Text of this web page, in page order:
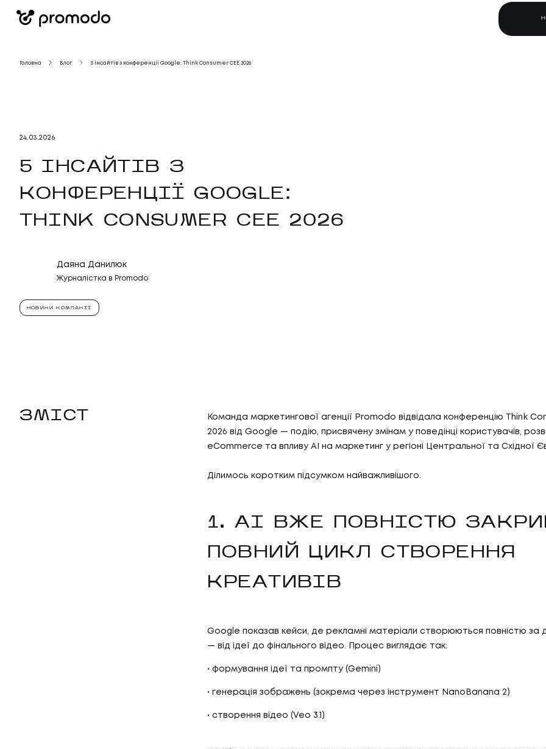
Головна Блог 5 інсайтів з конференції Google: Think Consumer CEE 2026
24. 03 2026
5 ІНСАЙТІВ З
КОНФЕРЕНЦІЇ GOOGLE:
THINK CONSUMER CEE 2026
Даяна Данилюк
Журналістка в Promodo
НОВИНИ КОМПАНІЇ
ЗМІСТ
Команда маркетингової агенції Promodo відвідала конференцію Think
2026 від Google — подію, присвячену змінам у поведінці користувачів,
eCommerce та впливу AI на маркетинг у регіоні Центральної та Східної
Ділимось коротким підсумком найважливішого.
1. AI ВЖЕ ПОВНІСТЮ
ПОВНИЙ ЦИКЛ СТВОРЕННЯ
КРЕАТИВІВ
Google показав кейси, де рекламні матеріали створюються повністю за
— від ідеї до фінального відео. Процес виглядає так:
формування ідеї та промпту (Gemini)
генерація зображень (зокрема через інструмент NanoBanana 2)
створення відео (Veo 3.1)